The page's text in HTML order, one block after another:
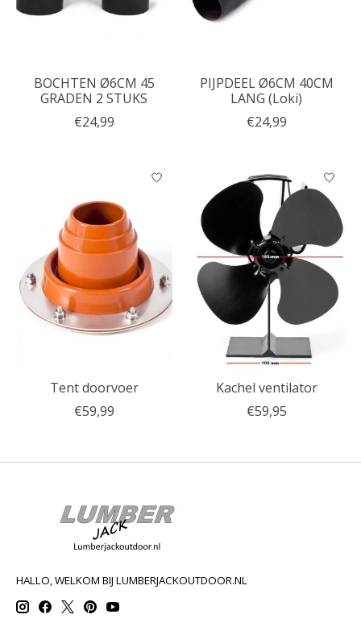
BOCHTEN Ø6CM 45
GRADEN 2 STUKS
€24,99
PIJPDEEL Ø6CM 40CM
LANG (Loki)
€24,99
Tent doorvoer
€59,99
Kachel ventilator
€59,95
HALLO, WELKOM BIJ LUMBERJACKOUTDOOR.NL